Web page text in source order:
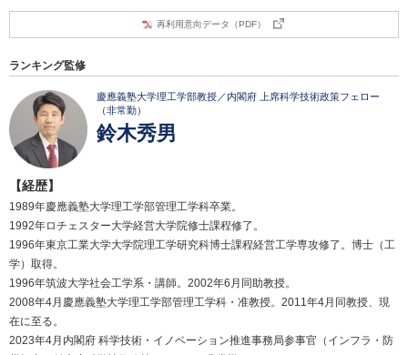
再利用意向データ（PDF）
ランキング監修
慶應義塾大学理工学部教授／内閣府 上席科学技術政策フェロー
（非常勤）
鈴木秀男
【経歴】
1989年慶應義塾大学理工学部管理工学科卒業。
1992年ロチェスター大学経営大学院修士課程修了。
1996年東京工業大学大学院理工学研究科博士課程経営工学専攻修了。博士（工
学）取得。
1996年筑波大学社会工学系・講師。2002年6月同助教授。
2008年4月慶應義塾大学理工学部管理工学科・准教授。2011年4月同教授、現
在に至る。
2023年4月内閣府 科学技術・イノベーション推進事務局参事官（インフラ・防